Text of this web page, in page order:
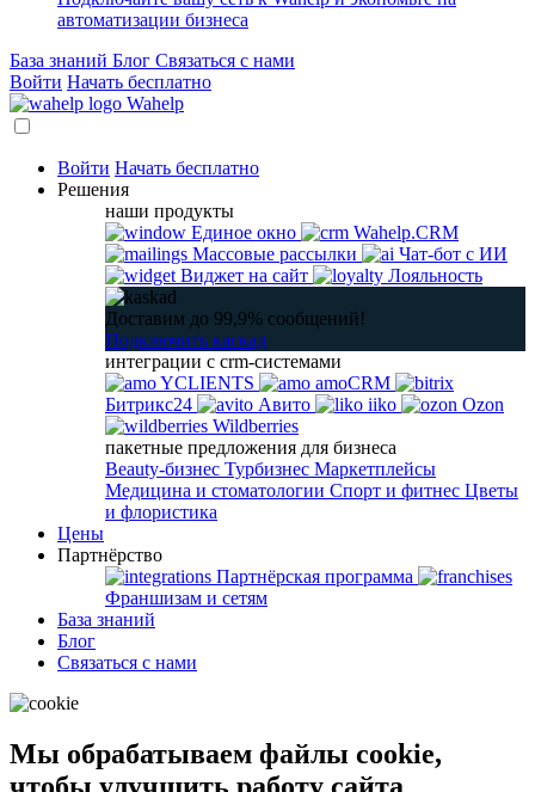
автоматизации бизнеса
База знаний Блог Связаться с нами
Войти Начать бесплатно
Wahelp
Войти Начать бесплатно
Решения
наши продукты
Единое окно
Wahelp.CRM
Массовые рассылки
Чат-бот с ИИ
Виджет на сайт
Лояльность
Доставим до 99,9% сообщений!
Подключить каскад
интеграции с crm-системами
YCLIENTS
amoCRM
Битрикс24
Авито iiko
Ozon
Wildberries
пакетные предложения для бизнеса
Beauty-бизнес Турбизнес Маркетплейсы
Медицина и стоматологии Спорт и фитнес Цветы
и флористика
Цены
Партнёрство
Партнёрская программа
Франшизам и сетям
База знаний
Блог
Связаться с нами
Мы обрабатываем файлы cookie,